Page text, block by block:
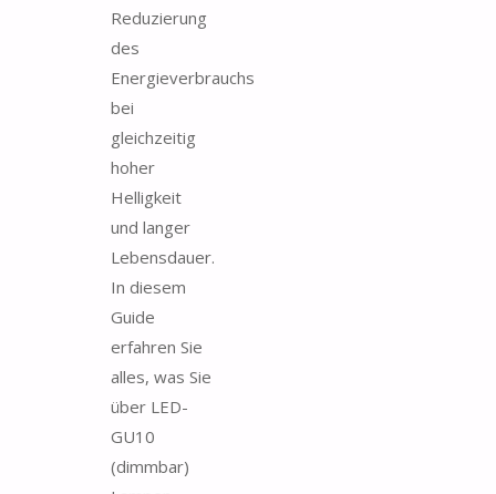
Reduzierung
des
Energieverbrauchs
bei
gleichzeitig
hoher
Helligkeit
und langer
Lebensdauer.
In diesem
Guide
erfahren Sie
alles, was Sie
über LED-
GU10
(dimmbar)